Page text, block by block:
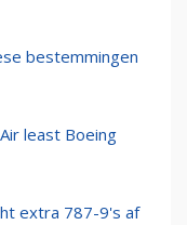
bestemmingen
least Boeing
extra 787-9's af